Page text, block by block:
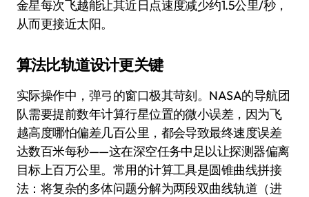
金星每次飞越能让其近日点速度减少约1.5公里/秒，
从而更接近太阳。
算法比轨道设计更关键
实际操作中，弹弓的窗口极其苛刻。NASA的导航团
队需要提前数年计算行星位置的微小误差，因为飞
越高度哪怕偏差几百公里，都会导致最终速度误差
达数百米每秒——这在深空任务中足以让探测器偏离
目标上百万公里。常用的计算工具是圆锥曲线拼接
法：将复杂的多体问题分解为两段双曲线轨道（进